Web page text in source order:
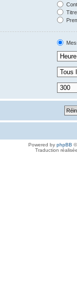
Powered by phpBB
Traduction